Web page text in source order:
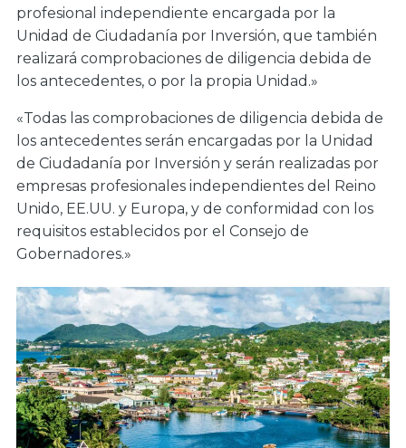
profesional independiente encargada por la
Unidad de Ciudadanía por Inversión, que también
realizará comprobaciones de diligencia debida de
los antecedentes, o por la propia Unidad.»
«Todas las comprobaciones de diligencia debida de
los antecedentes serán encargadas por la Unidad
de Ciudadanía por Inversión y serán realizadas por
empresas profesionales independientes del Reino
Unido, EE.UU. y Europa, y de conformidad con los
requisitos establecidos por el Consejo de
Gobernadores.»